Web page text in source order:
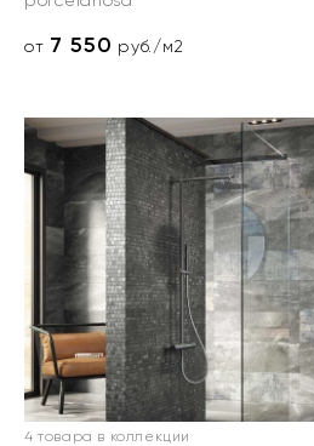
от 7 550 руб./м2
4 товара в коллекции